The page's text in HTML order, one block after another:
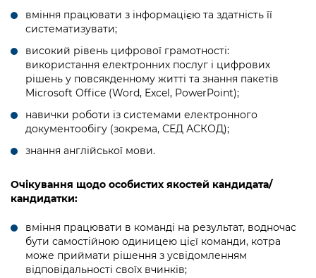
вміння працювати з інформацією та здатність її
систематизувати;
високий рівень цифрової грамотності:
використання електронних послуг і цифрових
рішень у повсякденному житті та знання пакетів
Microsoft Office (Word, Excel, PowerPoint);
навички роботи із системами електронного
документообігу (зокрема, СЕД АСКОД);
знання англійської мови.
Очікування щодо особистих якостей кандидата/
кандидатки:
вміння працювати в команді на результат, водночас
бути самостійною одиницею цієї команди, котра
може приймати рішення з усвідомленням
відповідальності своїх вчинків;